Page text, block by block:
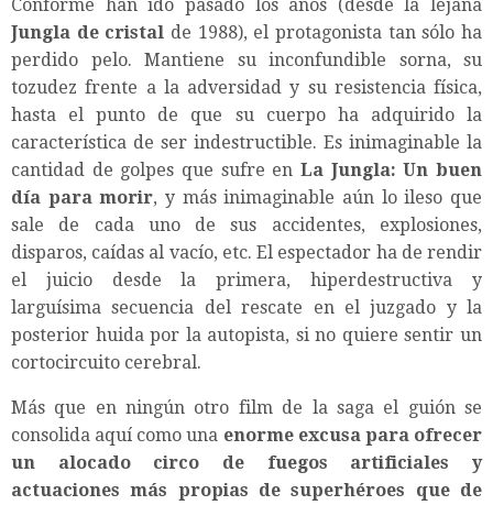
Conforme han ido pasado los años (desde la lejana
Jungla de cristal de 1988), el protagonista tan sólo ha
perdido pelo. Mantiene su inconfundible sorna, su
tozudez frente a la adversidad y su resistencia física,
hasta el punto de que su cuerpo ha adquirido la
característica de ser indestructible. Es inimaginable la
cantidad de golpes que sufre en La Jungla: Un buen
día para morir, y más inimaginable aún lo ileso que
sale de cada uno de sus accidentes, explosiones,
disparos, caídas al vacío, etc. El espectador ha de rendir
el juicio desde la primera, hiperdestructiva y
larguísima secuencia del rescate en el juzgado y la
posterior huida por la autopista, si no quiere sentir un
cortocircuito cerebral.
Más que en ningún otro film de la saga el guión se
consolida aquí como una enorme excusa para ofrecer
un alocado circo de fuegos artificiales y
actuaciones más propias de superhéroes que de